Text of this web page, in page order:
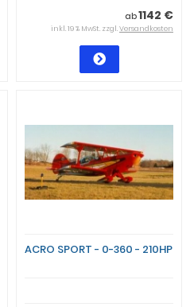
ab1142 €
inkl. 19 % MwSt. zzgl.Versandkosten
ACRO SPORT - 0-360 - 210HP